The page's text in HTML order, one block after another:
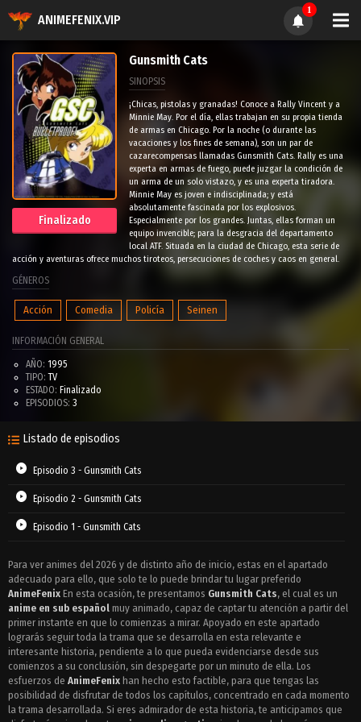
ANIMEFENIX.VIP
1
Finalizado
Gunsmith Cats
SINOPSIS
¡Chicas, pistolas y granadas! Conoce a Rally Vincent y a
Minnie May. Por el día, ellas trabajan en su propia tienda
de armas en Chicago. Por la noche (o durante las
vacaciones y los fines de semana), son un par de
cazarecompensas llamadas Gunsmith Cats. Rally es una
experta en armas de fuego, puede juzgar la condición de
un arma de un solo vistazo, y es una experta tiradora.
Minnie May es joven e indisciplinada; y está
absolutamente fascinada por los explosivos.
Especialmente por los grandes. Juntas, ellas forman un
equipo invencible; para la desgracia del departamento
local ATF. Situada en la ciudad de Chicago, esta serie de
acción y aventuras ofrece muchos tiroteos, persecuciones de coches y caos en general.
GÉNEROS
Acción Comedia Policía Seinen
INFORMACIÓN GENERAL
AÑO: 1995
TIPO: TV
ESTADO: Finalizado
EPISODIOS: 3
Listado de episodios
Episodio 3 - Gunsmith Cats
Episodio 2 - Gunsmith Cats
Episodio 1 - Gunsmith Cats
Para ver animes del 2026 y de distinto año de inicio, estas en el apartado
adecuado para ello, que solo te lo puede brindar tu lugar preferido
AnimeFenix En esta ocasión, te presentamos Gunsmith Cats, el cual es un
anime en sub español muy animado, capaz de captar tu atención a partir del
primer instante en que lo comienzas a mirar. Apoyado en este apartado
lograrás seguir toda la trama que se desarrolla en esta relevante e
interesante historia, pendiente a lo que pueda evidenciarse desde sus
comienzos a su conclusión, sin despegarte por un minuto de ella. Los
esfuerzos de AnimeFenix han hecho esto factible, para que tengas las
posibilidad de disfrutar de todos los capítulos, concentrado en cada momento
la trama desarrollada. Si eres admirador de esta historia, te anticipamos que